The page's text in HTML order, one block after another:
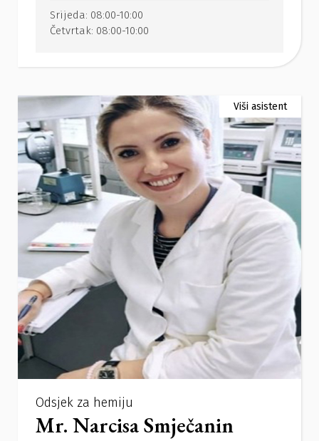
Srijeda: 08:00-10:00
Četvrtak: 08:00-10:00
Viši asistent
Odsjek za hemiju
Mr. Narcisa Smječanin